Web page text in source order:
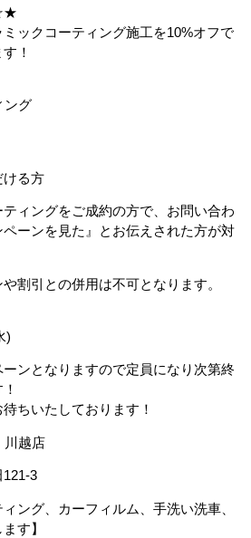
ックコーティング施工を10%オフで
！
ング
ける方
ィングをご成約の方で、お問い合わ
ーンを見た』とお伝えされた方が対
割引との併用は不可となります。
)
ンとなりますので定員になり次第終
ちいたしております！
川越店
3
ング、カーフィルム、手洗い洗車、
す】